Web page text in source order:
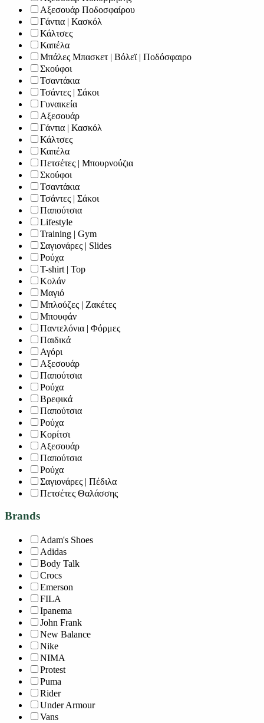
Αξεσουάρ Ποδοσφαίρου
Γάντια | Κασκόλ
Κάλτσες
Καπέλα
Μπάλες Μπασκετ | Βόλεϊ | Ποδόσφαιρο
Σκούφοι
Τσαντάκια
Τσάντες | Σάκοι
Γυναικεία
Αξεσουάρ
Γάντια | Κασκόλ
Κάλτσες
Καπέλα
Πετσέτες | Μπουρνούζια
Σκούφοι
Τσαντάκια
Τσάντες | Σάκοι
Παπούτσια
Lifestyle
Training | Gym
Σαγιονάρες | Slides
Ρούχα
T-shirt | Top
Κολάν
Μαγιό
Μπλούζες | Ζακέτες
Μπουφάν
Παντελόνια | Φόρμες
Παιδικά
Αγόρι
Αξεσουάρ
Παπούτσια
Ρούχα
Βρεφικά
Παπούτσια
Ρούχα
Κορίτσι
Αξεσουάρ
Παπούτσια
Ρούχα
Σαγιονάρες | Πέδιλα
Πετσέτες Θαλάσσης
Brands
Adam's Shoes
Adidas
Body Talk
Crocs
Emerson
FILA
Ipanema
John Frank
New Balance
Nike
NIMA
Protest
Puma
Rider
Under Armour
Vans